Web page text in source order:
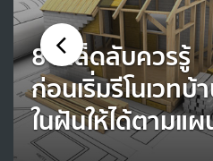
8 เคล็ดลับควรรู้
ก่อนเริ่มรีโนเวทบ้
ในฝันให้ได้ตามแ